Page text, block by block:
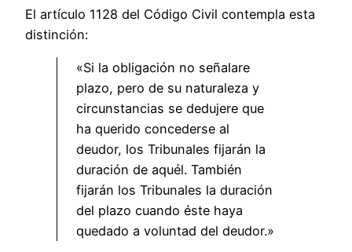
El artículo 1128 del Código Civil contempla esta
distinción:
«Si la obligación no señalare
plazo, pero de su naturaleza y
circunstancias se dedujere que
ha querido concederse al
deudor, los Tribunales fijarán la
duración de aquél. También
fijarán los Tribunales la duración
del plazo cuando éste haya
quedado a voluntad del deudor.»